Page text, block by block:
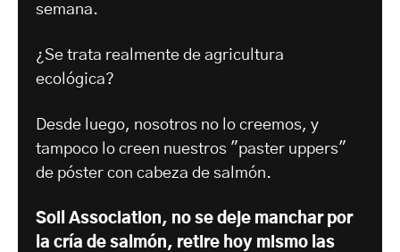
semana.
¿Se trata realmente de agricultura
ecológica?
Desde luego, nosotros no lo creemos, y
tampoco lo creen nuestros "paster uppers"
de póster con cabeza de salmón.
Soil Association, no se deje manchar por
la cría de salmón, retire hoy mismo las